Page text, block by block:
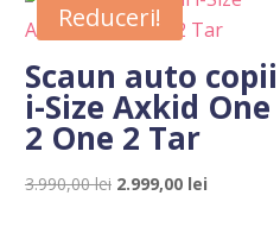
Reduceri!
Scaun auto copii
i-Size Axkid One
2 One 2 Tar
3.990,00lei Prețul
2.999,00 leiPrețul